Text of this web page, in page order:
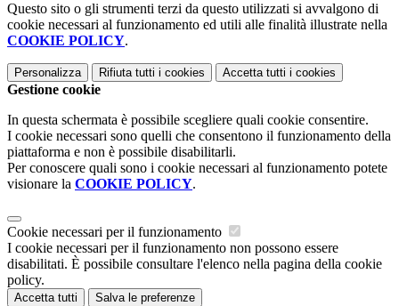
Questo sito o gli strumenti terzi da questo utilizzati si avvalgono di
cookie necessari al funzionamento ed utili alle finalità illustrate nella
COOKIE POLICY.
Personalizza Rifiuta tutti i cookies Accetta tutti i cookies
Gestione cookie
In questa schermata è possibile scegliere quali cookie consentire.
I cookie necessari sono quelli che consentono il funzionamento della
piattaforma e non è possibile disabilitarli.
Per conoscere quali sono i cookie necessari al funzionamento potete
visionare la COOKIE POLICY.
Cookie necessari per il funzionamento
I cookie necessari per il funzionamento non possono essere
disabilitati. È possibile consultare l'elenco nella pagina della cookie
policy.
Accetta tutti Salva le preferenze